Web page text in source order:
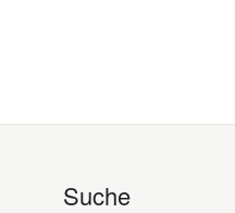
Suche